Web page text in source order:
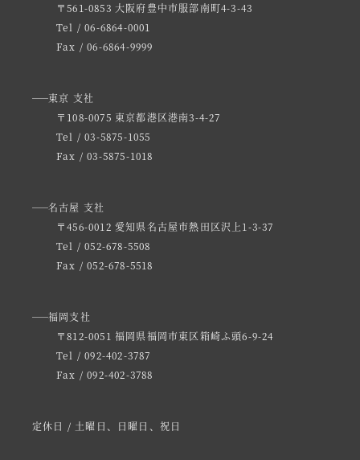
〒561-0853 大阪府豊中市服部南町4-3-43
Tel / 06-6864-0001
Fax / 06-6864-9999
東京 支社
〒108-0075 東京都港区港南3-4-27
Tel / 03-5875-1055
Fax / 03-5875-1018
名古屋 支社
〒456-0012 愛知県名古屋市熱田区沢上1-3-37
Tel / 052-678-5508
Fax / 052-678-5518
福岡支社
〒812-0051 福岡県福岡市東区箱崎ふ頭6-9-24
Tel / 092-402-3787
Fax / 092-402-3788
定休日 / 土曜日、日曜日、祝日